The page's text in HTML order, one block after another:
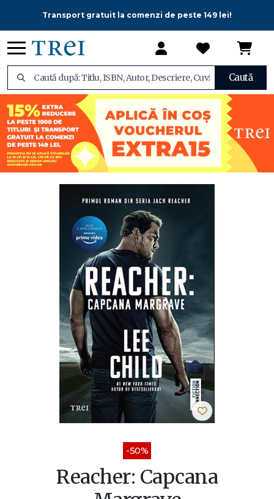
Transport gratuit la comenzi de peste 149 lei!
Caută
-50%
Reacher: Capcana